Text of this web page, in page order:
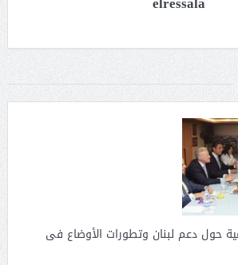
حول دعم لبنان وتطورات الأوضاع فى